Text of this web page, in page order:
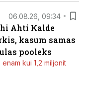
06.08.26, 09:34
Ahti Kalde
kasum samas
pooleks
kui 1,2 miljonit